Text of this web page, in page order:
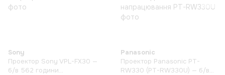
Sony
Проектор Sony VPL-FX30 —
б/в 562 години
Panasonic
Проектор Panasonic PT-
RW330 (PT-RW330U) — б/в